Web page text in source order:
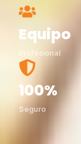
Equipo
Profesional
100%
Seguro